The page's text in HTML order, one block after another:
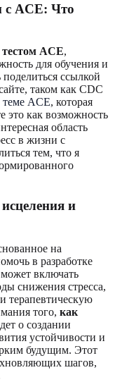
с ACE: Что
тестом ACE,
для обучения и
ссылкой
таком как CDC
ACE, которая
это как возможность
область
в жизни с
тем, что я
и
на
в разработке
включать
снижения стресса,
терапевтическую
того, как
о создании
устойчивости и
будущим. Этот
шагов,